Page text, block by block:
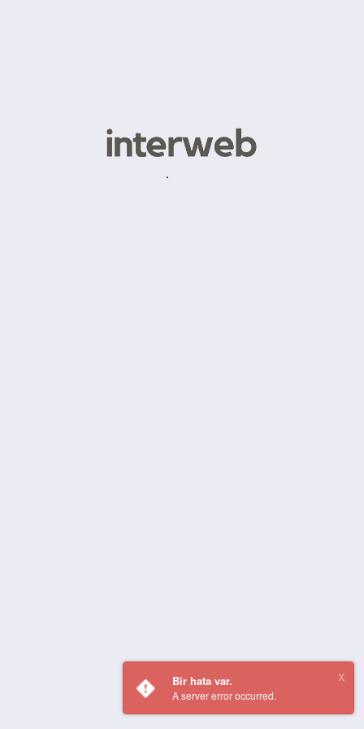
Bir hata var.
A server error occurred.